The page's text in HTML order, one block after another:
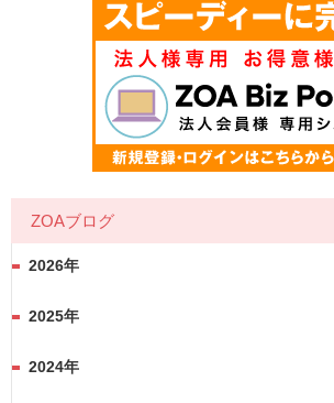
ZOAブログ
2026年
2025年
2024年